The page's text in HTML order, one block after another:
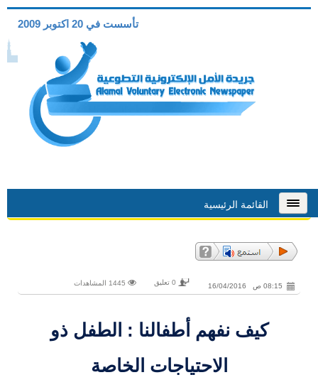
تأسست في 20 اكتوبر 2009
القائمة الرئيسية
08:15 ص 16/04/2016 0 تعليق
كيف نفهم أطفالنا : الطفل ذو
الاحتياجات الخاصة